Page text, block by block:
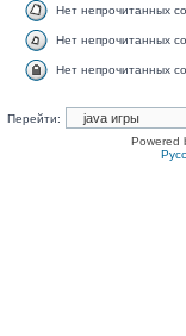
Нет непрочитанных
Нет непрочитанных
Нет непрочитанных
Перейти:
Powered